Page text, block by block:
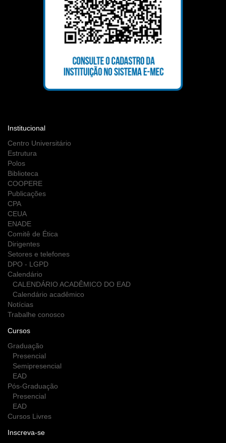
Institucional
Centro Universitário
Estrutura
Polos
Biblioteca
COOPERE
Publicações
CPA
CEUA
ENADE
Comitê de Ética
Dirigentes
Setores e telefones
DPO - LGPD
Calendário
CALENDÁRIO ACADÊMICO DO EAD
Calendário acadêmico
Notícias
Trabalhe conosco
Cursos
Graduação
Presencial
Semipresencial
EAD
Pós-Graduação
Presencial
EAD
Cursos Livres
Inscreva-se